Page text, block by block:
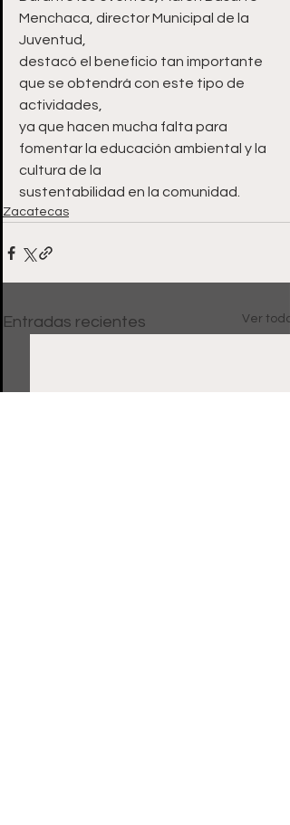
Menchaca, director Municipal de la
Juventud,
destacó el beneficio tan importante
que se obtendrá con este tipo de
actividades,
ya que hacen mucha falta para
fomentar la educación ambiental y la
cultura de la
sustentabilidad en la comunidad.
Zacatecas
Entradas recientes Ver todo